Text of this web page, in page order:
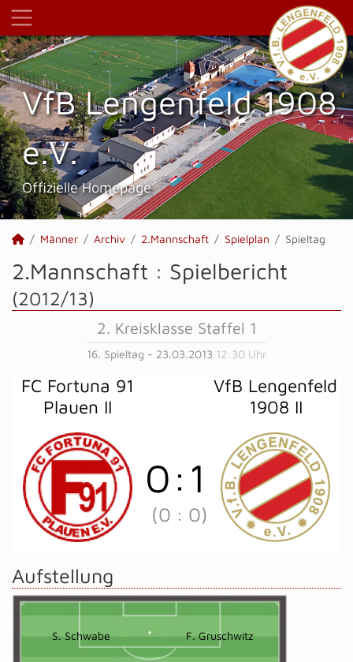
VfB Lengenfeld 1908
e.V.
Offizielle Homepage
Männer Archiv 2.Mannschaft Spielplan Spieltag
2.Mannschaft : Spielbericht
(2012/13)
2. Kreisklasse Staffel 1
16. Spieltag - 23.03.2013 12:30 Uhr
FC Fortuna 91
Plauen II
VfB Lengenfeld
1908 II
0 : 1
(0 : 0)
Aufstellung
S. Schwabe F. Gruschwitz